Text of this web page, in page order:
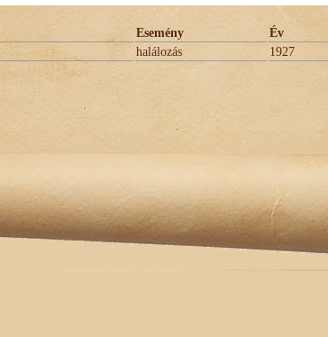
Esemény Év
halálozás 1927